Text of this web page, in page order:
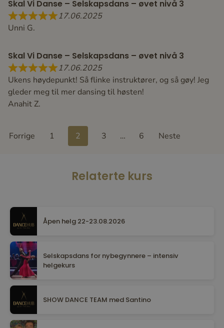
Skal Vi Danse – Selskapsdans – øvet nivå 3
17.06.2025
Unni G.
Skal Vi Danse – Selskapsdans – øvet nivå 3
17.06.2025
Ukens høydepunkt! Så flinke instruktører, og så gøy! Jeg
gleder meg til mer dansing til høsten!
Anahit Z.
Site
Reviews
Forrige Page
1 Page
2 Page
3 … Page
6 Neste
Relaterte kurs
Åpen helg 22-23.08.2026
Selskapsdans for nybegynnere – intensiv
helgekurs
SHOW DANCE TEAM med Santino